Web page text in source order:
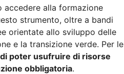
accedere alla formazione
strumento, oltre a bandi
orientate allo sviluppo delle
e la transizione verde. Per le
poter usufruire di risorse
obbligatoria.